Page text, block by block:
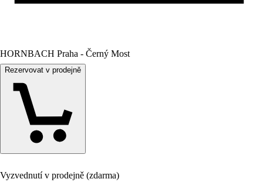
HORNBACH Praha - Černý Most
Rezervovat v prodejně
Vyzvednutí v prodejně (zdarma)